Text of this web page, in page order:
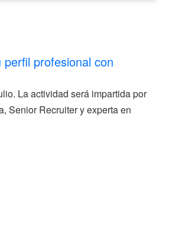
perfil profesional con
La actividad será impartida por
Senior Recruiter y experta en